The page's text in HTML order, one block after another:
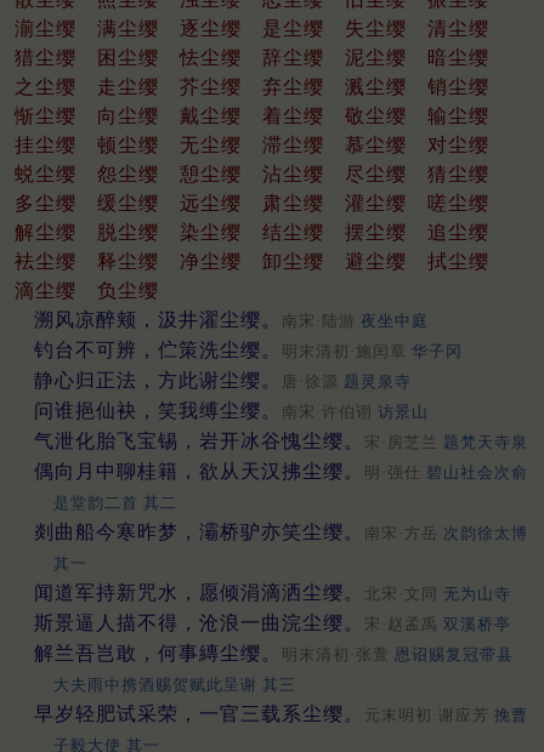
湔尘缨
满尘缨 逐尘缨 是尘缨 失尘缨
清尘缨
猎尘缨
困尘缨 怯尘缨 辞尘缨 泥尘缨
暗尘缨
之尘缨
走尘缨 芥尘缨 弃尘缨 溅尘缨
销尘缨
惭尘缨
向尘缨 戴尘缨 着尘缨 敬尘缨
输尘缨
挂尘缨
顿尘缨 无尘缨 滞尘缨 慕尘缨
对尘缨
蜕尘缨
怨尘缨 憩尘缨 沾尘缨 尽尘缨
猜尘缨
多尘缨
缓尘缨 远尘缨 肃尘缨 灌尘缨
嗟尘缨
解尘缨
脱尘缨 染尘缨 结尘缨 摆尘缨
追尘缨
袪尘缨
释尘缨 净尘缨 卸尘缨 避尘缨
拭尘缨
滴尘缨
负尘缨
溯风凉醉颊，汲井濯尘缨。
南宋·陆游 夜坐中庭
钓台不可辨，伫策洗尘缨。 明末清初·施闰章 华子冈
静心归正法，方此谢尘缨。 唐·徐源 题灵泉寺
问谁挹仙袂，笑我缚尘缨。 南宋·许伯诩 访景山
气泄化胎飞宝锡，岩开冰谷愧尘缨。 宋·房芝兰 题梵天寺泉
偶向月中聊桂籍，欲从天汉拂尘缨。 明·强仕 碧山社会次俞
是堂韵二首 其二
剡曲船今寒昨梦，灞桥驴亦笑尘缨。 南宋·方岳 次韵徐太博
其一
闻道军持新咒水，愿倾涓滴洒尘缨。 北宋·文同 无为山寺
斯景逼人描不得，沧浪一曲浣尘缨。 宋·赵孟禹 双溪桥亭
解兰吾岂敢，何事縳尘缨。 明末清初·张萱 恩诏赐复冠带县
大夫雨中携酒赐贺赋此呈谢 其三
早岁轻肥试采荣，一官三载系尘缨。 元末明初·谢应芳 挽曹
子毅大使 其一